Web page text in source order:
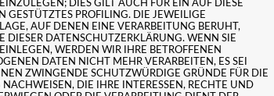
DIES GILT AUCH FÜR EIN AUF DIESE
GESTÜTZTES PROFILING. DIE JEWEILIGE
AUF DENEN EINE VERARBEITUNG BERUHT,
DIESER DATENSCHUTZERKLÄRUNG. WENN SIE
WERDEN WIR IHRE BETROFFENEN
DATEN NICHT MEHR VERARBEITEN, ES SEI
ZWINGENDE SCHUTZWÜRDIGE GRÜNDE FÜR DIE
DIE IHRE INTERESSEN, RECHTE UND